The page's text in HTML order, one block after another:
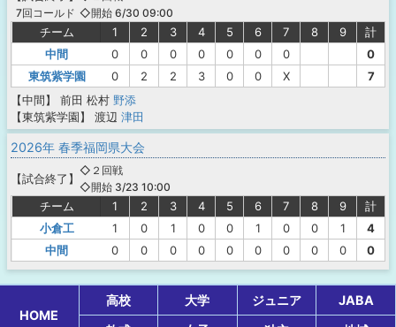
7回コールド ◇開始 6/30 09:00
チーム 1 2 3 4 5 6 7 8 9
計
中間
0 0 0 0 0 0 0
0
東筑紫学園
0 2 2 3 0 0 X
7
【中間】
前田 松村 野添
【東筑紫学園】
渡辺 津田
2026年 春季福岡県大会
【試合終了 】
◇２回戦
◇開始 3/23 10:00
チーム 1 2 3 4 5 6 7 8 9
計
小倉工
1 0 1 0 0 1 0 0 1
4
中間
0 0 0 0 0 0 0 0 0 0
HOME
高校 大学 ジュニア
JABA